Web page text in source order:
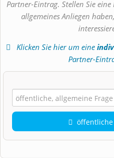
Partner-Eintrag. Stellen Sie
allgemeines Anliegen
Klicken Sie hier um eine
Partner-
öffentliche